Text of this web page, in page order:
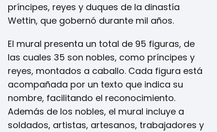
príncipes, reyes y duques de la dinastía
Wettin, que gobernó durante mil años.
El mural presenta un total de 95 figuras, de
las cuales 35 son nobles, como príncipes y
reyes, montados a caballo. Cada figura está
acompañada por un texto que indica su
nombre, facilitando el reconocimiento.
Además de los nobles, el mural incluye a
soldados, artistas, artesanos, trabajadores y